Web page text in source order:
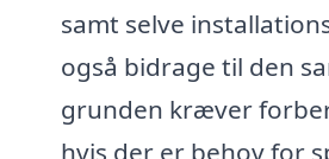
samt selve
også bidrage til den
grunden kræver
hvis der er behov for